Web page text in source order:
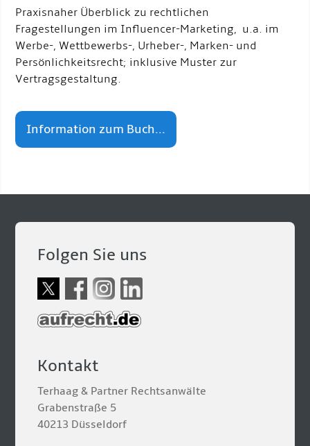
Praxisnaher Überblick zu rechtlichen
Fragestellungen im Influencer-Marketing, u.a. im
Werbe-, Wettbewerbs-, Urheber-, Marken- und
Persönlichkeitsrecht; inklusive Muster zur
Vertragsgestaltung.
Information zum Buch...
Folgen Sie uns
Kontakt
Terhaag & Partner Rechtsanwälte
Grabenstraße 5
40213 Düsseldorf